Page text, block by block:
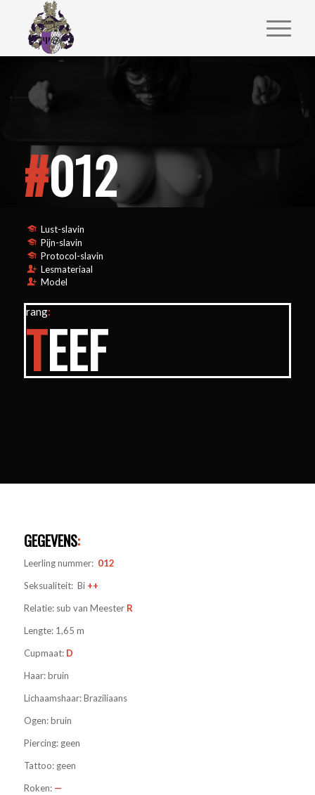
#012
Lust-slavin
Pijn-slavin
Protocol-slavin
Lesmateriaal
Model
rang:
TEEF
GEGEVENS:
Leerling nummer: 012
Seksualiteit: Bi++
Relatie: sub van Meester R
Lengte: 1,65 m
Cupmaat: D
Haar: bruin
Lichaamshaar: Braziliaans
Ogen: bruin
Piercing: geen
Tattoo: geen
Roken: —